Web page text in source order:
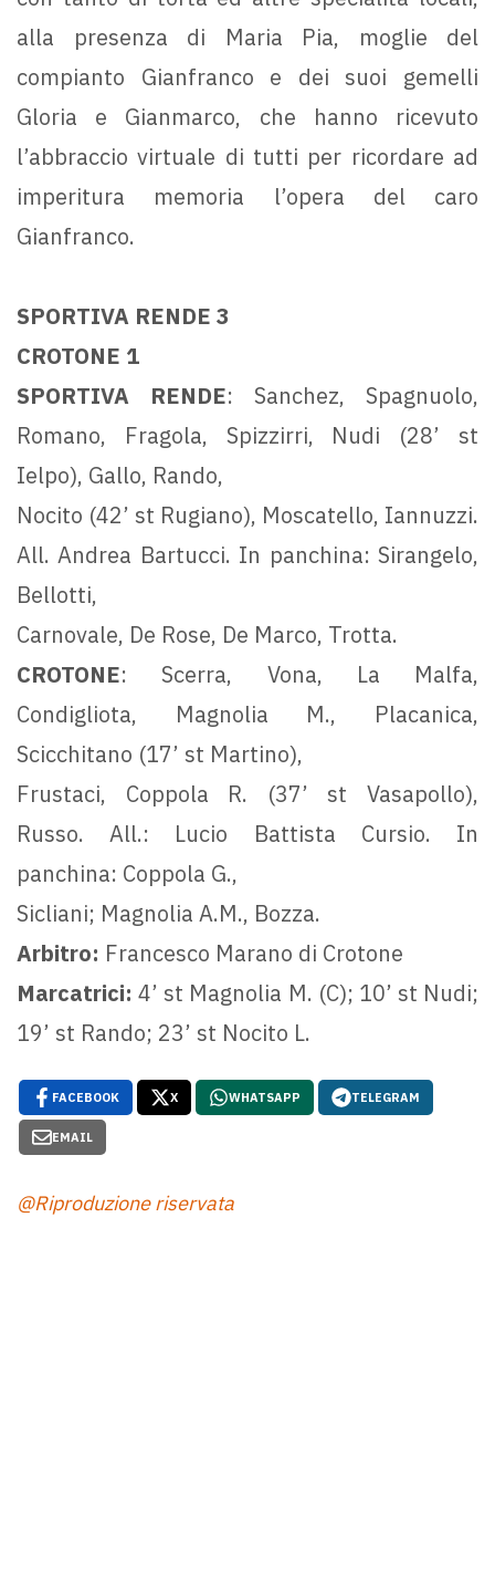
alla presenza di Maria Pia, moglie del
compianto Gianfranco e dei suoi gemelli
Gloria e Gianmarco, che hanno ricevuto
l’abbraccio virtuale di tutti per ricordare ad
imperitura memoria l’opera del caro
Gianfranco.
SPORTIVA RENDE 3
CROTONE 1
SPORTIVA RENDE: Sanchez, Spagnuolo,
Romano, Fragola, Spizzirri, Nudi (28’ st
Ielpo), Gallo, Rando,
Nocito (42’ st Rugiano), Moscatello, Iannuzzi.
All. Andrea Bartucci. In panchina: Sirangelo,
Bellotti,
Carnovale, De Rose, De Marco, Trotta.
CROTONE: Scerra, Vona, La Malfa,
Condigliota, Magnolia M., Placanica,
Scicchitano (17’ st Martino),
Frustaci, Coppola R. (37’ st Vasapollo),
Russo. All.: Lucio Battista Cursio. In
panchina: Coppola G.,
Sicliani; Magnolia A.M., Bozza.
Arbitro: Francesco Marano di Crotone
Marcatrici: 4’ st Magnolia M. (C); 10’ st Nudi;
19’ st Rando; 23’ st Nocito L.
FACEBOOK X WHATSAPP TELEGRAM
EMAIL
@Riproduzione riservata